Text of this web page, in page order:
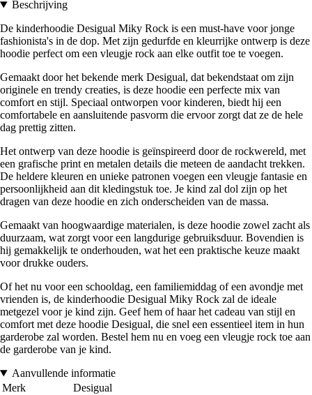
Beschrijving
De kinderhoodie Desigual Miky Rock is een must-have voor jonge
fashionista's in de dop. Met zijn gedurfde en kleurrijke ontwerp is deze
hoodie perfect om een vleugje rock aan elke outfit toe te voegen.
Gemaakt door het bekende merk Desigual, dat bekendstaat om zijn
originele en trendy creaties, is deze hoodie een perfecte mix van
comfort en stijl. Speciaal ontworpen voor kinderen, biedt hij een
comfortabele en aansluitende pasvorm die ervoor zorgt dat ze de hele
dag prettig zitten.
Het ontwerp van deze hoodie is geïnspireerd door de rockwereld, met
een grafische print en metalen details die meteen de aandacht trekken.
De heldere kleuren en unieke patronen voegen een vleugje fantasie en
persoonlijkheid aan dit kledingstuk toe. Je kind zal dol zijn op het
dragen van deze hoodie en zich onderscheiden van de massa.
Gemaakt van hoogwaardige materialen, is deze hoodie zowel zacht als
duurzaam, wat zorgt voor een langdurige gebruiksduur. Bovendien is
hij gemakkelijk te onderhouden, wat het een praktische keuze maakt
voor drukke ouders.
Of het nu voor een schooldag, een familiemiddag of een avondje met
vrienden is, de kinderhoodie Desigual Miky Rock zal de ideale
metgezel voor je kind zijn. Geef hem of haar het cadeau van stijl en
comfort met deze hoodie Desigual, die snel een essentieel item in hun
garderobe zal worden. Bestel hem nu en voeg een vleugje rock toe aan
de garderobe van je kind.
Aanvullende informatie
Merk
Desigual